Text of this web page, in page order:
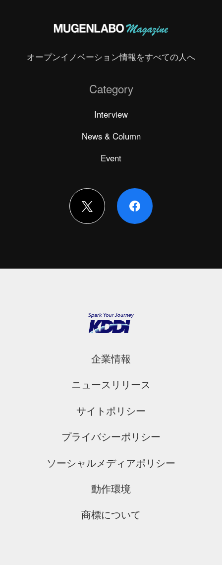
オープンイノベーション情報をすべての人へ
Category
Interview
News & Column
Event
企業情報
ニュースリリース
サイトポリシー
プライバシーポリシー
ソーシャルメディアポリシー
動作環境
商標について